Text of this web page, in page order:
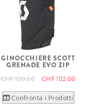
GINOCCHIERE SCOTT
GRENADE EVO ZIP
CHF 120.00 CHF 102.00
Confronta i Prodotti